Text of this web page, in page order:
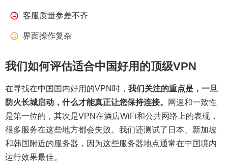
客服质量参差不齐
界面操作复杂
我们如何评估适合中国好用的顶级VPN
在寻找在中国国内好用的VPN时， 我们关注的重点是，一旦
防火长城启动，什么才能真正让您保持连接。
网速和一致性
是第一位的，其次是VPN在酒店WiFi和公共网络上的表现，
很多服务在这些地方都会失败。我们还测试了日本、新加坡
和韩国附近的服务器，因为这些服务器地点通常在中国境内
运行效果最佳。